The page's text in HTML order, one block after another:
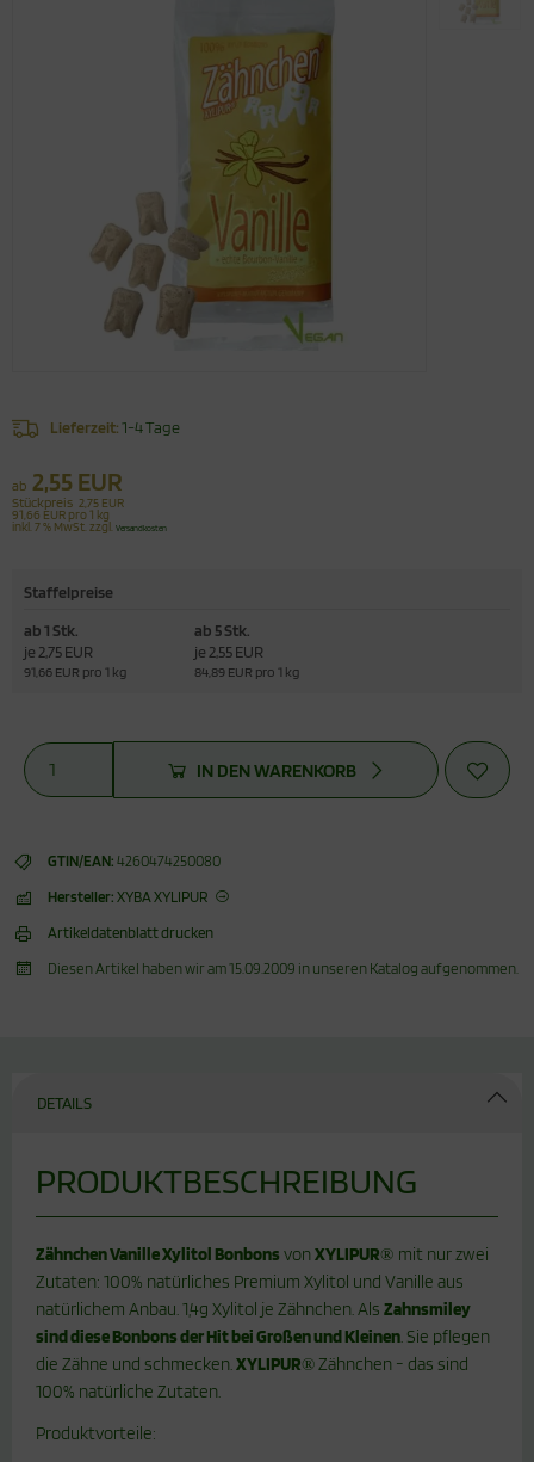
Lieferzeit:1-4 Tage
ab 2,55 EUR
Stückpreis 2,75 EUR
91,66 EUR pro 1 kg
inkl. 7 % MwSt. zzgl. Versandkosten
Staffelpreise
ab 1 Stk.
je 2,75 EUR
91,66 EUR pro 1 kg
ab 5 Stk.
je 2,55 EUR
84,89 EUR pro 1 kg
IN DEN WARENKORB
GTIN/EAN: 4260474250080
Hersteller: XYBA XYLIPUR
Artikeldatenblatt drucken
Diesen Artikel haben wir am 15.09.2009 in unseren Katalog aufgenommen.
DETAILS
PRODUKTBESCHREIBUNG
Zähnchen Vanille Xylitol Bonbons von XYLIPUR® mit nur zwei
Zutaten: 100% natürliches Premium Xylitol und Vanille aus
natürlichem Anbau. 1,4g Xylitol je Zähnchen. Als Zahnsmiley
sind diese Bonbons der Hit bei Großen und Kleinen. Sie pflegen
die Zähne und schmecken.XYLIPUR®Zähnchen - das sind
100% natürliche Zutaten.
Produktvorteile: